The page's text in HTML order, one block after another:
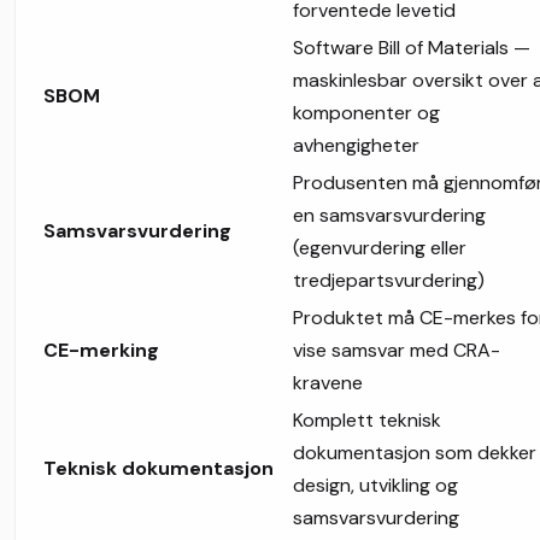
forventede levetid
SBOM
Software Bill of Materials —
maskinlesbar oversikt over
komponenter og
avhengigheter
Samsvarsvurdering
Produsenten må
en samsvarsvurdering
(egenvurdering eller
tredjepartsvurdering)
CE-merking
Produktet må CE-merkes
vise samsvar med CRA-
kravene
Teknisk dokumentasjon
Komplett teknisk
dokumentasjon som dekker
design, utvikling og
samsvarsvurdering